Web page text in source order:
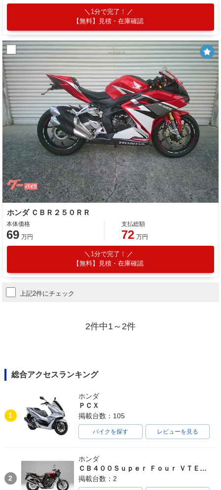
1分で完了！
【無料】見積・在庫確認
ホンダ ＣＢＲ２５０ＲＲ
本体価格
69 万円
支払総額
72 万円
1分で完了！
【無料】見積・在庫確認
上記2件にチェック
2件中1～2件
総合アクセスランキング
1
ホンダ
ＰＣＸ
掲載台数：105
バイクを探す レビューを見る
2
ホンダ
ＣＢ４００Ｓｕｐｅｒ Ｆｏｕｒ ＶＴＥＣ ＳＰＥＣ３
掲載台数：2